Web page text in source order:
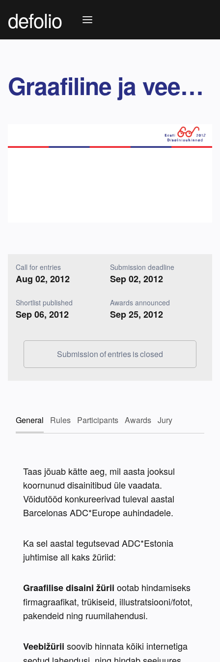
defolio
Graafiline ja veebidisain
Call for entries
Aug 02, 2012
Submission deadline
Sep 02, 2012
Shortlist published
Sep 06, 2012
Awards announced
Sep 25, 2012
Submission of entries is closed
General Rules Participants Awards Jury
Taas jõuab kätte aeg, mil aasta jooksul
koornunud disainitibud üle vaadata.
Võidutööd konkureerivad tuleval aastal
Barcelonas ADC*Europe auhindadele.
Ka sel aastal tegutsevad ADC*Estonia
juhtimise all kaks žüriid:
Graafilise disaini žürii ootab hindamiseks
firmagraafikat, trükiseid, illustratsiooni/fotot,
pakendeid ning ruumilahendusi.
Veebižürii soovib hinnata kõiki internetiga